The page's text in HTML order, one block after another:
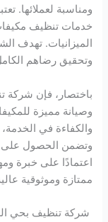
ومناسبة لعملائها.
خدمات تنظيف
الميزانيات. تهدف
وتحقيق رضاهم الكامل.
باختصار، فإن شركة
وصيانة مميزة
والكفاءة في
وتضمن الحصول على
اعتمادًا على خبرة
ممتازة وموثوقية
شركة تنظيف بحي